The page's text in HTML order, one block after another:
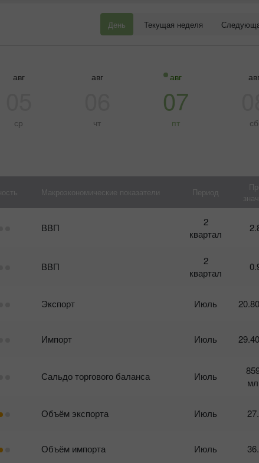
День Текущая неделя
авг
ср
авг
чт
авг
07
пт сб
Макроэкономические показатели Период
ВВП
2
квартал
ВВП
2
квартал
Экспорт Июль
Импорт Июль
Сальдо торгового баланса Июль
Объём экспорта Июль
Объём импорта Июль